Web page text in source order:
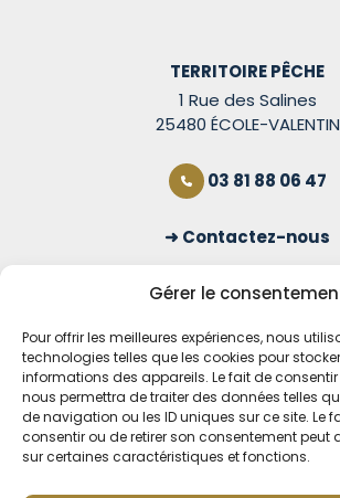
Gérer le
Pour offrir les meilleures expériences, nous
technologies telles que les cookies pour
informations des appareils. Le fait de
nous permettra de traiter des données telles
de navigation ou les ID uniques sur ce site. Le
consentir ou de retirer son consentement peut
sur certaines caractéristiques et fonctions.
TERRITOIRE PÊCHE
1 Rue des Salines
25480 ÉCOLE-VALENTIN
03 81 88 06 47
Contactez-nous
OUVERT TOUS LES
Voir nos horaires
MENTIONS LÉGALES